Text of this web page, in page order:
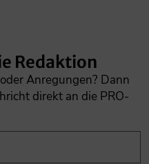
Redaktion
Anregungen? Dann
direkt an die PRO-